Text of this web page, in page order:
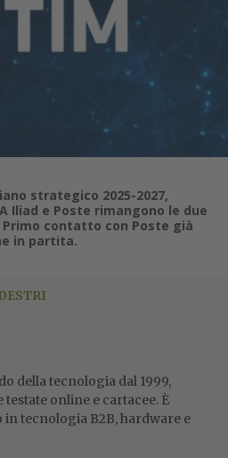
strategico 2025-2027,
Iliad e Poste rimangono le due
contatto con Poste già
in partita.
della tecnologia dal 1999,
online e cartacee. È
tecnologia B2B, hardware e